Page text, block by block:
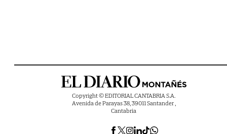
Copyright © EDITORIAL CANTABRIA S.A.
Avenida de Parayas 38, 39011 Santander ,
Cantabria